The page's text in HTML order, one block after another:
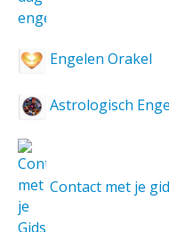
Engelen Orakel
Astrologisch
Contact met je